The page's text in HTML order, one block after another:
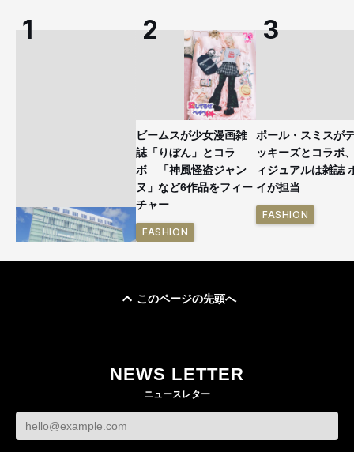
ビームスが少女漫画雑
誌「りぼん」とコラ
ボ 「神風怪盗ジャン
ヌ」など6作品をフィー
チャー
FASHION
ポール・スミスが
ッキーズとコラボ
ィジュアルは雑誌
イが担当
FASHION
このページの先頭へ
NEWS LETTER
ニュースレター